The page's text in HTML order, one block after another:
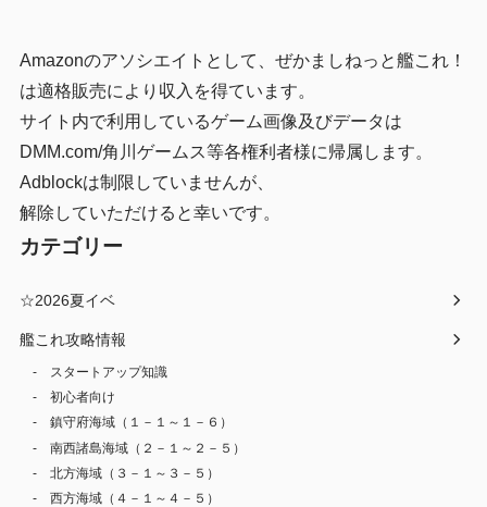
Amazonのアソシエイトとして、ぜかましねっと艦これ！
は適格販売により収入を得ています。
サイト内で利用しているゲーム画像及びデータは
DMM.com/角川ゲームス等各権利者様に帰属します。
Adblockは制限していませんが、
解除していただけると幸いです。
カテゴリー
☆2026夏イベ
艦これ攻略情報
スタートアップ知識
初心者向け
鎮守府海域（１－１～１－６）
南西諸島海域（２－１～２－５）
北方海域（３－１～３－５）
西方海域（４－１～４－５）